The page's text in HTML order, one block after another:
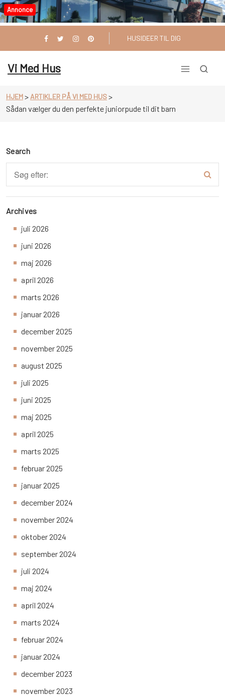
Videre
til
Annonce
HUSIDEER TIL DIG
Vi Med Hus
HJEM> ARTIKLER PÅ VI MED HUS>
Sådan vælger du den perfekte juniorpude til dit barn
Search
Archives
juli 2026
juni 2026
maj 2026
april 2026
marts 2026
januar 2026
december 2025
november 2025
august 2025
juli 2025
juni 2025
maj 2025
april 2025
marts 2025
februar 2025
januar 2025
december 2024
november 2024
oktober 2024
september 2024
juli 2024
maj 2024
april 2024
marts 2024
februar 2024
januar 2024
december 2023
november 2023